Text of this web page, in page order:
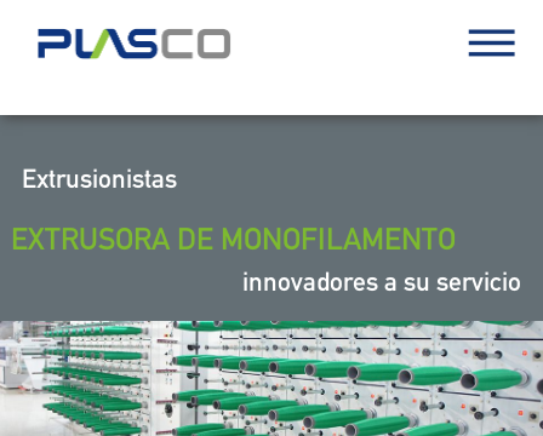
Extrusionistas
EXTRUSORA DE MONOFILAMENTO
innovadores a su servicio